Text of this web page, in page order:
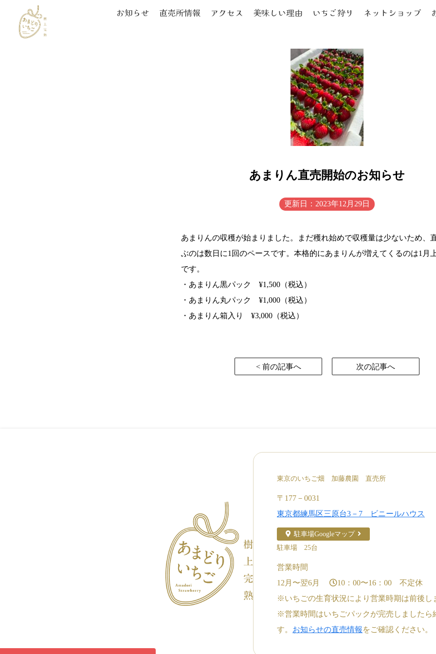
お知らせ 直売所情報 アクセス 美味しい理由 いちご狩り ネットショップ
あまりん直売開始のお知らせ
更新日：2023年12月29日
あまりんの収穫が始まりました。まだ穫れ始めで収穫量は少ないため、
ぶのは数日に1回のペースです。本格的にあまりんが増えてくるのは1月
です。
・あまりん黒パック ¥1,500（税込）
・あまりん丸パック ¥1,000（税込）
・あまりん箱入り ¥3,000（税込）
< 前の記事へ 次の記事へ
東京のいちご畑 加藤農園 直売所
〒177－0031
東京都練馬区三原台3－7 ビニールハウス
駐車場Googleマップ
駐車場 25台
営業時間
12月〜翌6月
10：00〜16：00 不定休
※いちごの生育状況により営業時期は前後し
※営業時間はいちごパックが完売しましたら
す。 お知らせの直売情報 をご確認ください。